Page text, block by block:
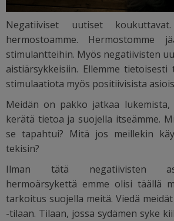
Negatiiviset uutiset
hermostoamme. Hermostomme
stimulantteihin. Myös negatiivisten
aistiärsykkeisiin. Ellemme
stimulaatiota myös positiivisista
Meidän on pakko jatkaa
kerätä tietoa ja suojella itseämme.
se tapahtui? Mitä jos meillekin
tekisin?
Ilman tätä negatiivisten
hermoärsykettä emme olisi täällä
tarkoitus suojella meitä. Viedä
-tilaan. Tilaan, jossa sydämen syke